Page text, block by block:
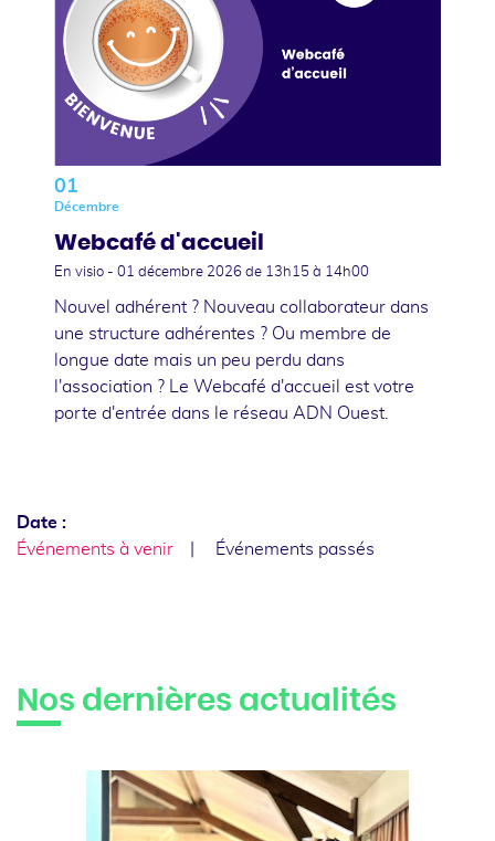
01
Décembre
Webcafé d'accueil
En visio - 01 décembre 2026 de 13h15 à 14h00
Nouvel adhérent ? Nouveau collaborateur dans
une structure adhérentes ? Ou membre de
longue date mais un peu perdu dans
l'association ? Le Webcafé d'accueil est votre
porte d'entrée dans le réseau ADN Ouest.
Date :
Événements à venir
Événements passés
Nos dernières actualités